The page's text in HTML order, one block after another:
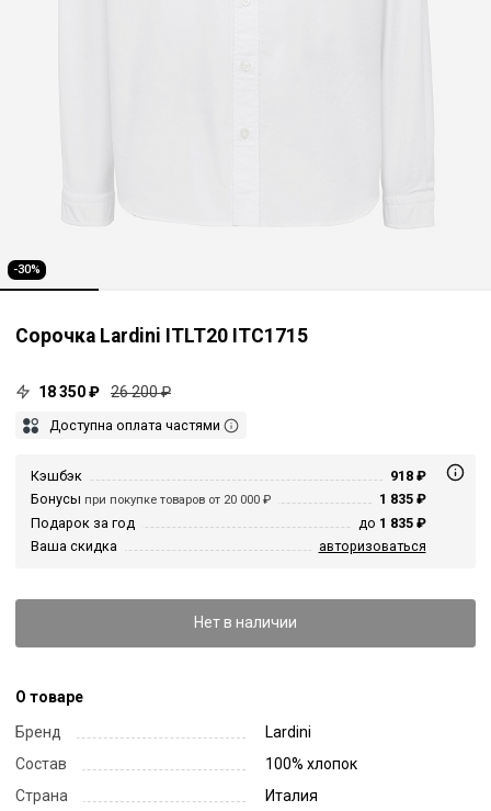
-30%
Сорочка Lardini ITLT20 ITC1715
18 350 ₽ 26 200 ₽
Доступна оплата частями
Кэшбэк
918 ₽
Бонусы при покупке товаров от 20 000 ₽
1 835 ₽
Подарок за год
до 1 835 ₽
Ваша скидка
авторизоваться
Нет в наличии
О товаре
Бренд
Lardini
Состав
100% хлопок
Страна
Италия